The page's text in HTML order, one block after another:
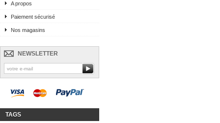
A propos
Paiement sécurisé
Nos magasins
NEWSLETTER
TAGS